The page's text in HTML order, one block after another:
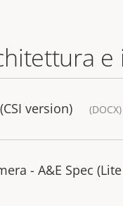
e
version)
- A&E Spec